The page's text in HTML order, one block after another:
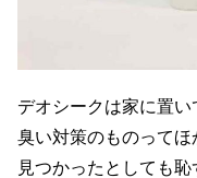
デオシークは家に置
臭い対策のものってほ
見つかったとしても恥